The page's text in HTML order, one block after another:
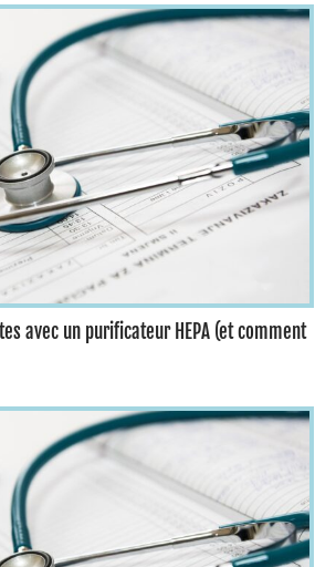
avec un purificateur HEPA (et comment